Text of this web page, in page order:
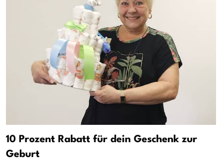
10 Prozent Rabatt für dein Geschenk zur
Geburt